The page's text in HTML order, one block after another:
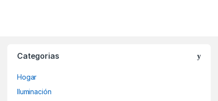
Categorias
Hogar
Iluminación